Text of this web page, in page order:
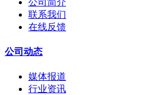
联系我们
在线反馈
公司动态
媒体报道
行业资讯